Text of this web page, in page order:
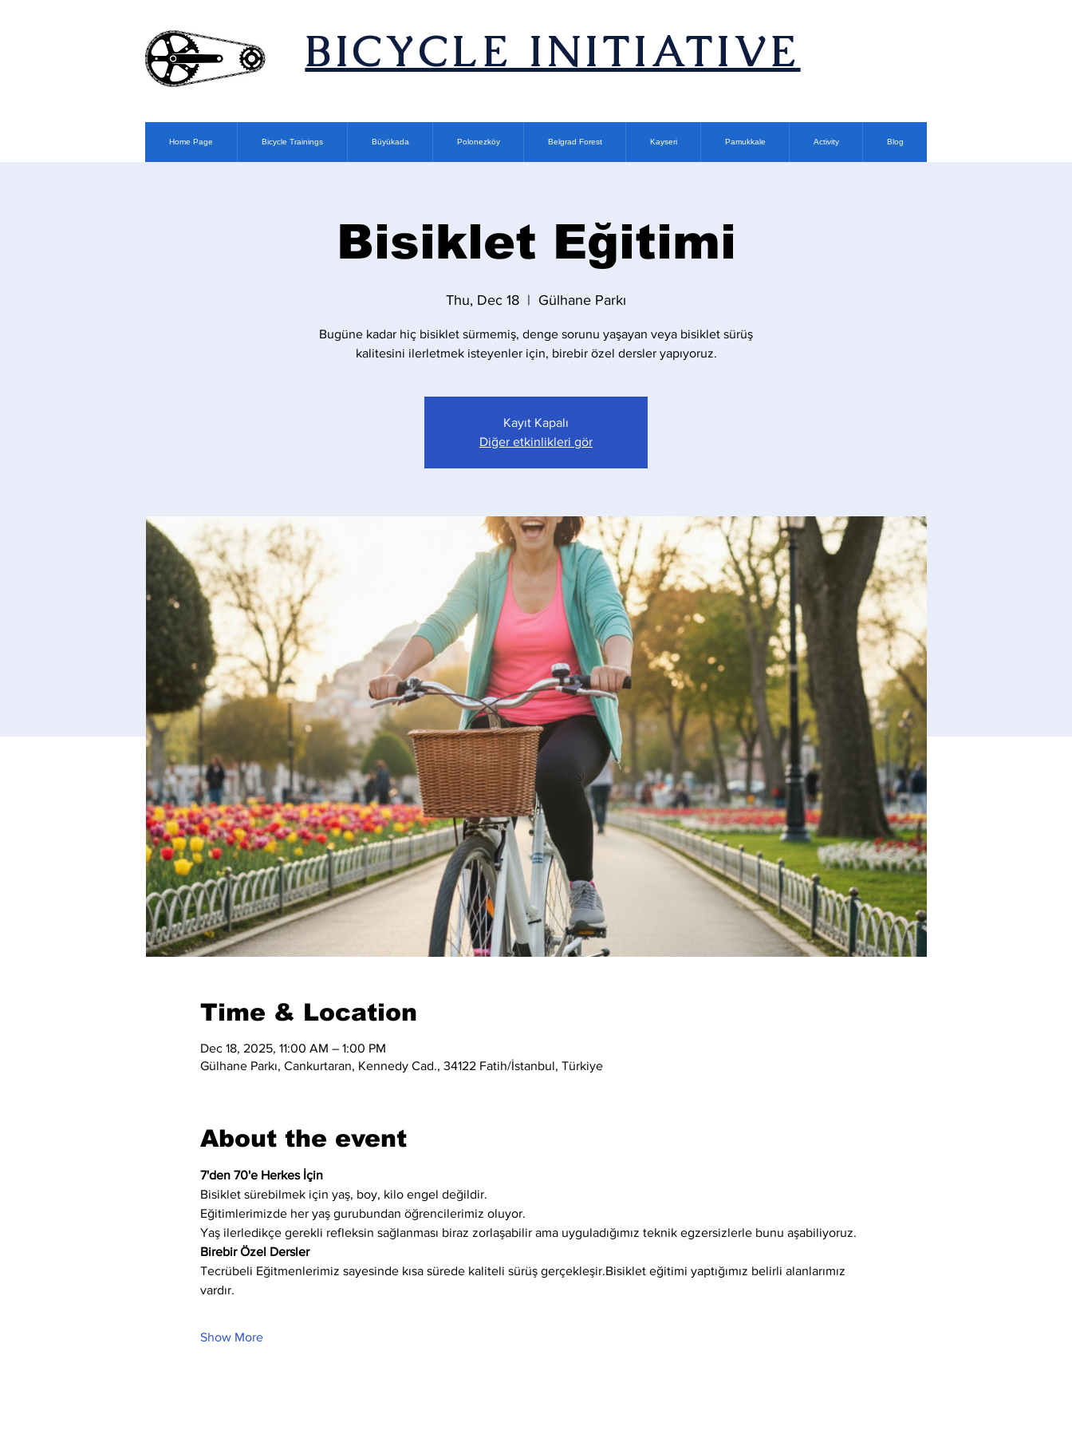
​BICYCLE INITIATIVE
Home Page Bicycle Trainings Büyükada Polonezköy Belgrad Forest Kayseri Pamukkale Activity Blog
Bisiklet Eğitimi
Thu, Dec 18
  |
Gülhane Parkı
Bugüne kadar hiç bisiklet sürmemiş, denge sorunu yaşayan veya bisiklet sürüş
kalitesini ilerletmek isteyenler için, birebir özel dersler yapıyoruz.
Kayıt Kapalı
Diğer etkinlikleri gör
Time & Location
Dec 18, 2025, 11:00 AM – 1:00 PM
Gülhane Parkı, Cankurtaran, Kennedy Cad., 34122 Fatih/İstanbul, Türkiye
About the event
7'den 70'e Herkes İçin
Bisiklet sürebilmek için yaş, boy, kilo engel değildir.
Eğitimlerimizde her yaş gurubundan öğrencilerimiz oluyor.
Yaş ilerledikçe gerekli refleksin sağlanması biraz zorlaşabilir ama uyguladığımız teknik egzersizlerle bunu aşabiliyoruz.
Birebir Özel Dersler
Tecrübeli Eğitmenlerimiz sayesinde kısa sürede kaliteli sürüş gerçekleşir.Bisiklet eğitimi yaptığımız belirli alanlarımız
vardır.
Show More